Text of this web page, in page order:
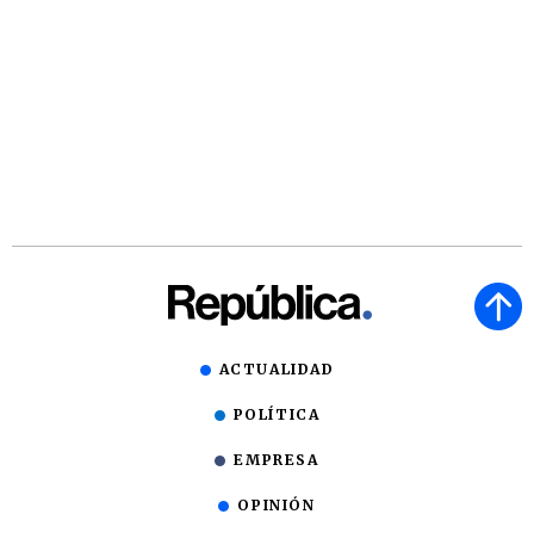
ACTUALIDAD
POLÍTICA
EMPRESA
OPINIÓN